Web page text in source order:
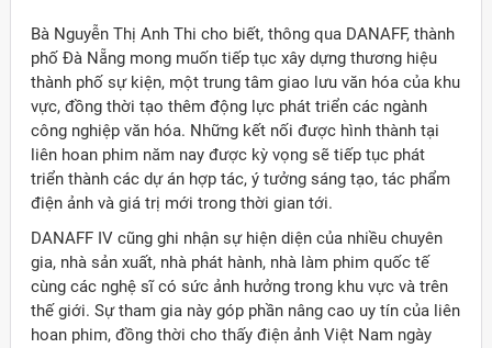
Bà Nguyễn Thị Anh Thi cho biết, thông qua DANAFF, thành
phố Đà Nẵng mong muốn tiếp tục xây dựng thương hiệu
thành phố sự kiện, một trung tâm giao lưu văn hóa của khu
vực, đồng thời tạo thêm động lực phát triển các ngành
công nghiệp văn hóa. Những kết nối được hình thành tại
liên hoan phim năm nay được kỳ vọng sẽ tiếp tục phát
triển thành các dự án hợp tác, ý tưởng sáng tạo, tác phẩm
điện ảnh và giá trị mới trong thời gian tới.
DANAFF IV cũng ghi nhận sự hiện diện của nhiều chuyên
gia, nhà sản xuất, nhà phát hành, nhà làm phim quốc tế
cùng các nghệ sĩ có sức ảnh hưởng trong khu vực và trên
thế giới. Sự tham gia này góp phần nâng cao uy tín của liên
hoan phim, đồng thời cho thấy điện ảnh Việt Nam ngày